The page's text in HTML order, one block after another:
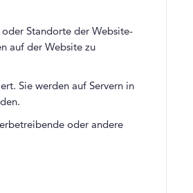
Standorte der Website-
auf der Website zu
Sie werden auf Servern in
oder andere